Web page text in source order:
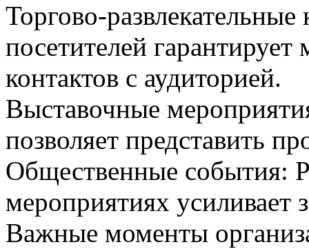
Торгово-
посетителей
контактов с аудиторией.
Выставочные
позволяет представить
Общественные события:
мероприятиях усиливает
Важные моменты